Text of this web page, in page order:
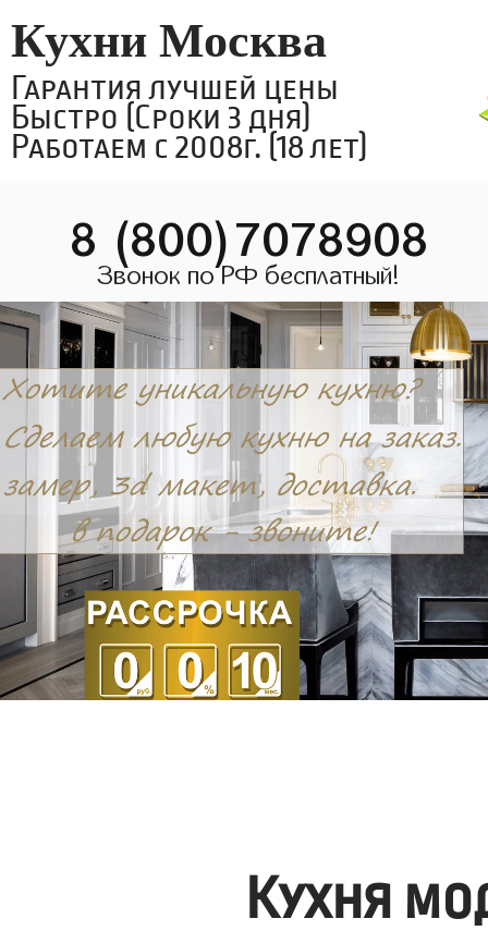
Кухни Москва
Гарантия лучшей цены
Быстро (Сроки 3 дня)
Работаем с 2008г. (18 лет)
8 (800)7078908
Звонок по РФ бесплатный!
Кухня